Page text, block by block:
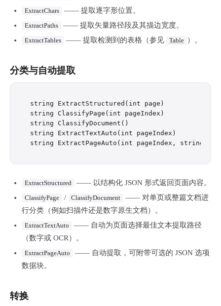
ExtractChars —— 提取逐字形位置。
ExtractPaths —— 提取矢量路径段及其描边宽度。
ExtractTables —— 提取检测到的表格（参见 Table ）。
分类与自动提取
string ExtractStructured(int page)
string ClassifyPage(int pageIndex)
string ClassifyDocument()
string ExtractTextAuto(int pageIndex)
ExtractStructured —— 以结构化 JSON 形式返回页面内容。
ClassifyPage / ClassifyDocument
—— 对单页或整篇文档进
行分类（例如扫描件还是数字原生文档）。
ExtractTextAuto
—— 自动为页面选择最佳文本提取路径
（数字或 OCR）。
ExtractPageAuto
—— 自动提取，可附带可选的 JSON 选项
数据块。
转换